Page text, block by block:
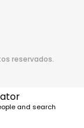
reservados.
and search